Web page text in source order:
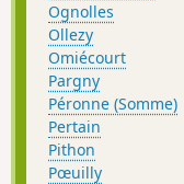
Ognolles
Ollezy
Omiécourt
Pargny
Péronne (Somme)
Pertain
Pithon
Pœuilly